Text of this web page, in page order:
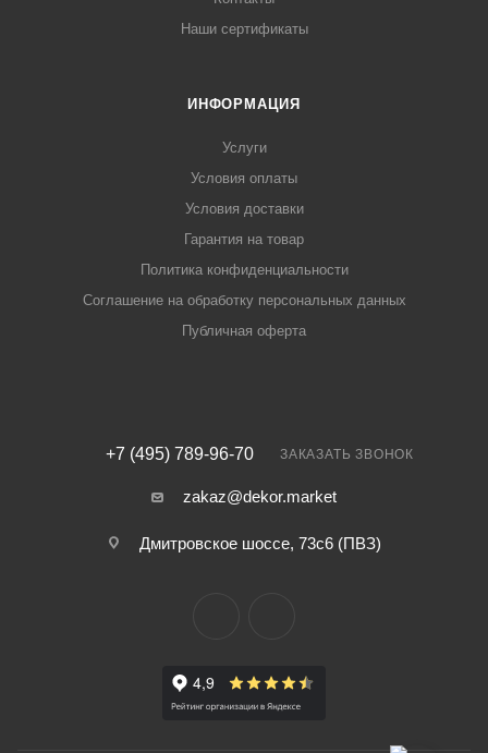
Наши сертификаты
ИНФОРМАЦИЯ
Услуги
Условия оплаты
Условия доставки
Гарантия на товар
Политика конфиденциальности
Соглашение на обработку персональных данных
Публичная оферта
+7 (495) 789-96-70 ЗАКАЗАТЬ ЗВОНОК
zakaz@dekor.market
Дмитровское шоссе, 73с6 (ПВЗ)